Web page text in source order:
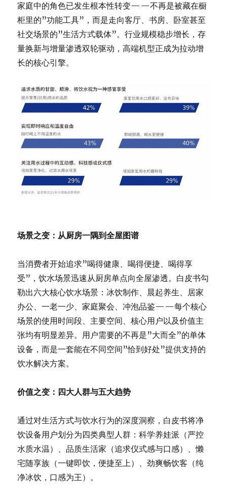
家庭中的角色已发生根本性转变——不再是被藏在橱
柜里的”功能工具”，而是走向客厅、书房、卧室甚至
社交场景的”生活方式载体”。行业规模稳步增长，存
量换新与增量渗透双轮驱动，高端机型正成为拉动增
长的核心引擎。
场景之变：从厨房一隅到全屋图谱
当消费者开始追求”喝得健康、喝得便捷、喝得享
受”，饮水场景迅速从厨房单点向全屋渗透。白皮书勾
勒出六大核心饮水场景：冰饮制作、晨起养生、居家
办公、一老一少、家庭聚会、冲泡品鉴——每个核心
场景的使用时间段、主要空间、核心用户以及价值主
张均有明显差异。用户需要的不再是”大而全”的单体
设备，而是一套能在不同空间”恰到好处”提供支持的
饮水解决方案。
价值之变：四大人群与五大趋势
通过对生活方式与饮水行为的深度洞察，白皮书将净
饮设备用户划分为四类典型人群：科学养娃派（严控
水质水温）、品质生活家（追求仪式感与口感）、懒
宅随享族（一键即饮，便捷至上）、劲爽畅饮客（纯
净冰饮，口感为王）。